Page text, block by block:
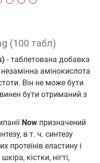
(100 табл)
- таблетована добавка
амінокислота
Він не може бути
бути отриманий з
Now призначений
в т. ч. синтезу
протеїнів еластину і
кістки, нігті,